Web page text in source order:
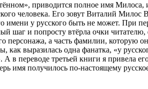
приводится полное имя Милоса,
человека. Его зовут Виталий Милос
имени у русского быть не может. При
шаг и попросту втёрла очки
персонажа, а часть фамилии, которую
как выразилась одна фанатка, «у
в переводе третьей книги я привела
имя получилось по-настоящему